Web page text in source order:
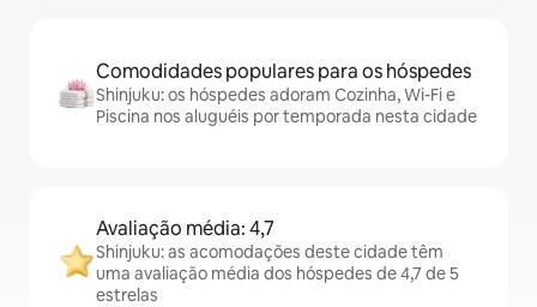
Comodidades populares para os hóspedes
Shinjuku: os hóspedes adoram Cozinha, Wi-Fi e
Piscina nos aluguéis por temporada nesta cidade
Avaliação média: 4,7
Shinjuku: as acomodações deste cidade têm
uma avaliação média dos hóspedes de 4,7 de 5
estrelas